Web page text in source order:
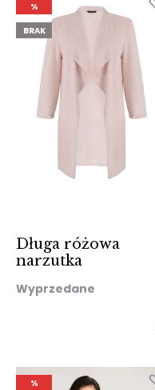
%
BRAK
Długa różowa
narzutka
Wyprzedane
%